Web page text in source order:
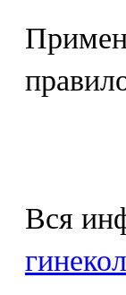
Вся